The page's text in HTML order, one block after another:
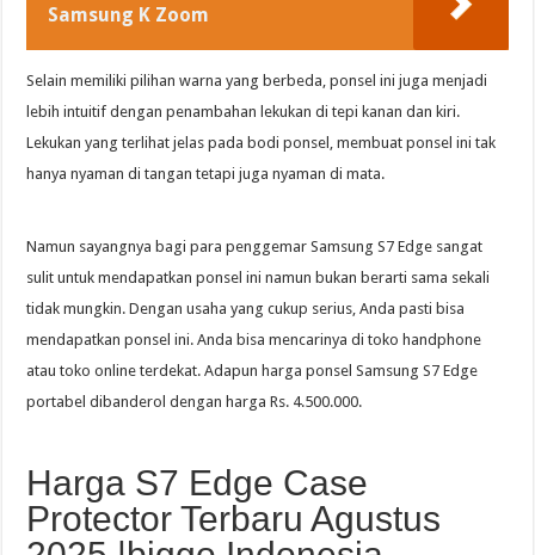
Samsung K Zoom
Selain memiliki pilihan warna yang berbeda, ponsel ini juga menjadi
lebih intuitif dengan penambahan lekukan di tepi kanan dan kiri.
Lekukan yang terlihat jelas pada bodi ponsel, membuat ponsel ini tak
hanya nyaman di tangan tetapi juga nyaman di mata.
Namun sayangnya bagi para penggemar Samsung S7 Edge sangat
sulit untuk mendapatkan ponsel ini namun bukan berarti sama sekali
tidak mungkin. Dengan usaha yang cukup serius, Anda pasti bisa
mendapatkan ponsel ini. Anda bisa mencarinya di toko handphone
atau toko online terdekat. Adapun harga ponsel Samsung S7 Edge
portabel dibanderol dengan harga Rs. 4.500.000.
Harga S7 Edge Case
Protector Terbaru Agustus